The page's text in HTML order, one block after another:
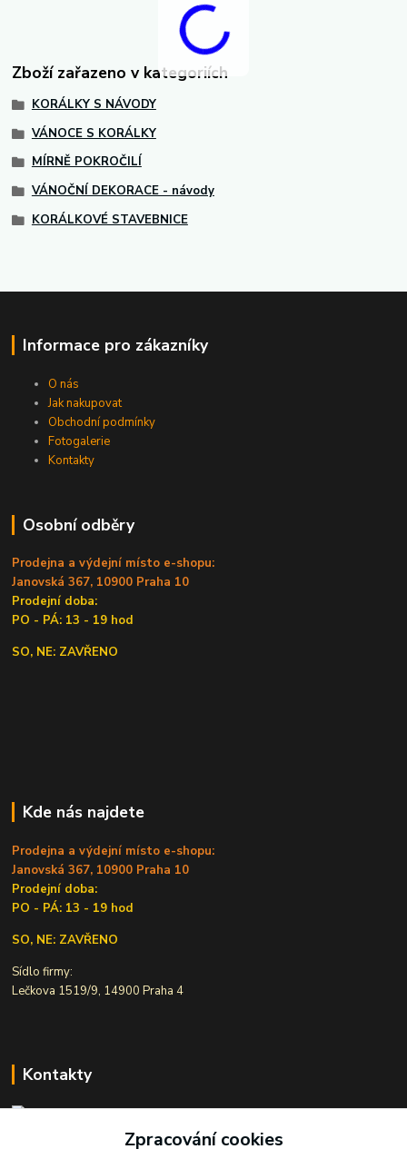
Zboží zařazeno v kategoriích
KORÁLKY S NÁVODY
VÁNOCE S KORÁLKY
MÍRNĚ POKROČILÍ
VÁNOČNÍ DEKORACE - návody
KORÁLKOVÉ STAVEBNICE
Informace pro zákazníky
O nás
Jak nakupovat
Obchodní podmínky
Fotogalerie
Kontakty
Osobní odběry
Prodejna a výdejní místo e-shopu:
Janovská 367, 10900 Praha 10
Prodejní doba:
PO - PÁ: 13 - 19 hod
SO, NE: ZAVŘENO
Kde nás najdete
Prodejna a výdejní místo e-shopu:
Janovská 367, 10900 Praha 10
Prodejní doba:
PO - PÁ: 13 - 19 hod
SO, NE: ZAVŘENO
Sídlo firmy:
Lečkova 1519/9, 14900 Praha 4
Kontakty
Ivana ŠikováZpracování cookies